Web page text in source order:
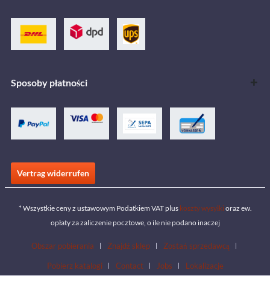
Sposoby płatności
Vertrag widerrufen
* Wszystkie ceny z ustawowym Podatkiem VAT plus koszty wysyłki oraz ew.
opłaty za zaliczenie pocztowe, o ile nie podano inaczej
Obszar pobierania Znajdź sklep Zostań sprzedawcą
Pobierz katalogi Contact Jobs Lokalizacje